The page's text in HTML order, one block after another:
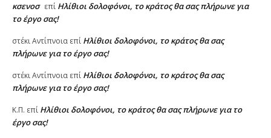
κσενοσ επί Ηλίθιοι δολοφόνοι, το κράτος θα σας πλήρωνε για
το έργο σας!
στέκι Αντίπνοια επί Ηλίθιοι δολοφόνοι, το κράτος θα σας
πλήρωνε για το έργο σας!
στέκι Αντίπνοια επί Ηλίθιοι δολοφόνοι, το κράτος θα σας
πλήρωνε για το έργο σας!
Κ.Π. επί Ηλίθιοι δολοφόνοι, το κράτος θα σας πλήρωνε για το
έργο σας!